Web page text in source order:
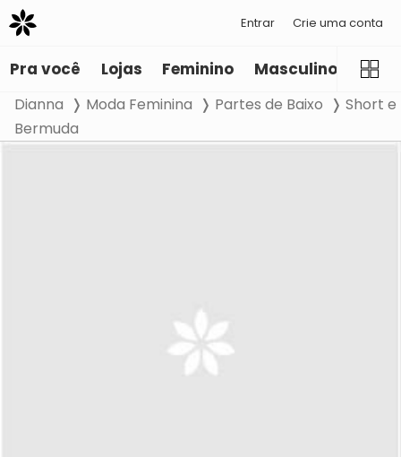
Entrar Crie uma conta
Pra você Lojas Feminino Masculino
Dianna Moda Feminina Partes de Baixo
Short e
Bermuda